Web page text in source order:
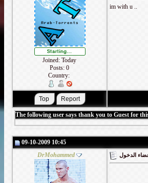
Joined: Today
Posts: 0
Country:
im with u ..
The following user says thank you to Guest for
09-10-2009 10:45
DrMohammed
الدخول